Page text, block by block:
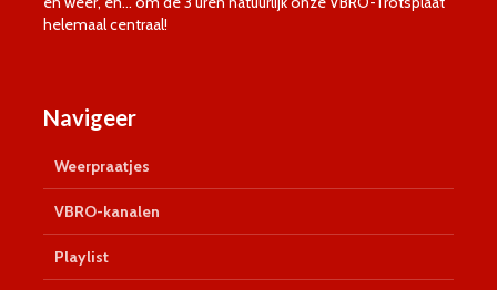
helemaal centraal!
Navigeer
Weerpraatjes
VBRO-kanalen
Playlist